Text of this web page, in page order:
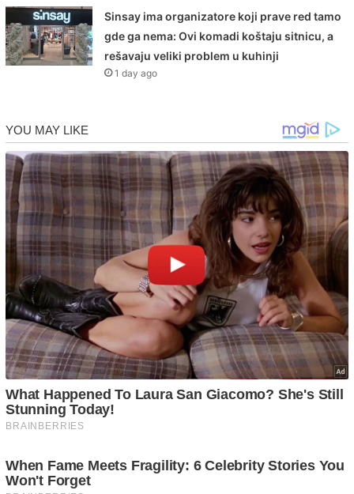
Sinsay ima organizatore koji prave red tamo
gde ga nema: Ovi komadi koštaju sitnicu, a
rešavaju veliki problem u kuhinji
1 day ago